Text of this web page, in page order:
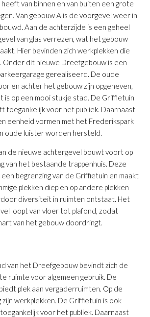
van binnen en van buiten een grote
Van gebouw A is de voorgevel weer in
Aan de achterzijde is een geheel
van glas verrezen, wat het gebouw
Hier bevinden zich werkplekken die
Onder dit nieuwe Dreefgebouw is een
gerealiseerd. De oude
en achter het gebouw zijn opgeheven,
is op een mooi stukje stad. De Griffietuin
toegankelijk voor het publiek. Daarnaast
eenheid vormen met het Frederikspark
oude luister worden hersteld.
de nieuwe achtergevel bouwt voort op
van het bestaande trappenhuis. Deze
begrenzing van de Griffietuin en maakt
plekken diep en op andere plekken
diversiteit in ruimten ontstaat. Het
loopt van vloer tot plafond, zodat
van het gebouw doordringt.
van het Dreefgebouw bevindt zich de
ruimte voor algemeen gebruik. De
plek aan vergaderruimten. Op de
werkplekken. De Griffietuin is ook
voor het publiek. Daarnaast